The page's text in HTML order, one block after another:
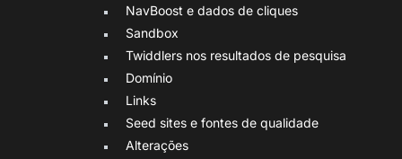
NavBoost e dados de cliques
Sandbox
Twiddlers nos resultados de pesquisa
Domínio
Links
Seed sites e fontes de qualidade
Alterações